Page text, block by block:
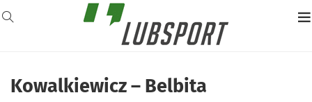
Kowalkiewicz – Belbita